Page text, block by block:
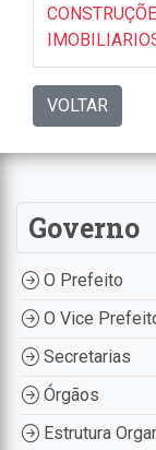
VOLTAR
Governo
O Prefeito
O Vice
Secretarias
Órgãos
Estrutura